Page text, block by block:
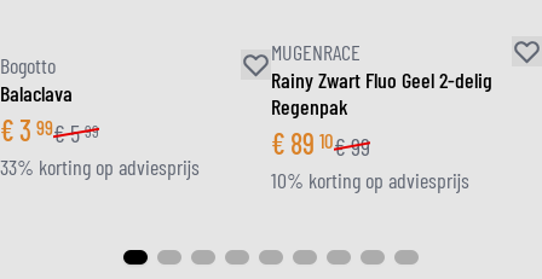
Bogotto
Balaclava
€3 99€5 99
33% korting op adviesprijs
MUGENRACE
Rainy Zwart Fluo Geel 2-delig
Regenpak
€ 89 10€99
10% korting op adviesprijs